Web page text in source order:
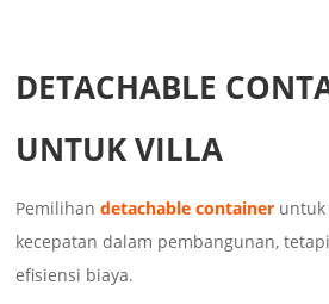
DETACHABLE
UNTUK VILLA
Pemilihandetachable container untuk
kecepatan dalam pembangunan,
efisiensi biaya.